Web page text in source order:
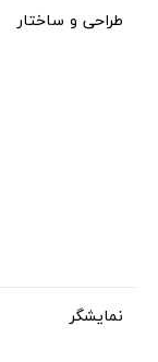
طراحی و ساختار
نمایشگر